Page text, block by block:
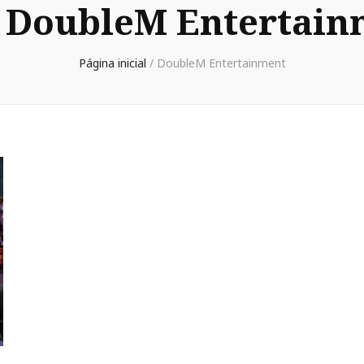
DoubleM
Página inicial / DoubleM Entertainment